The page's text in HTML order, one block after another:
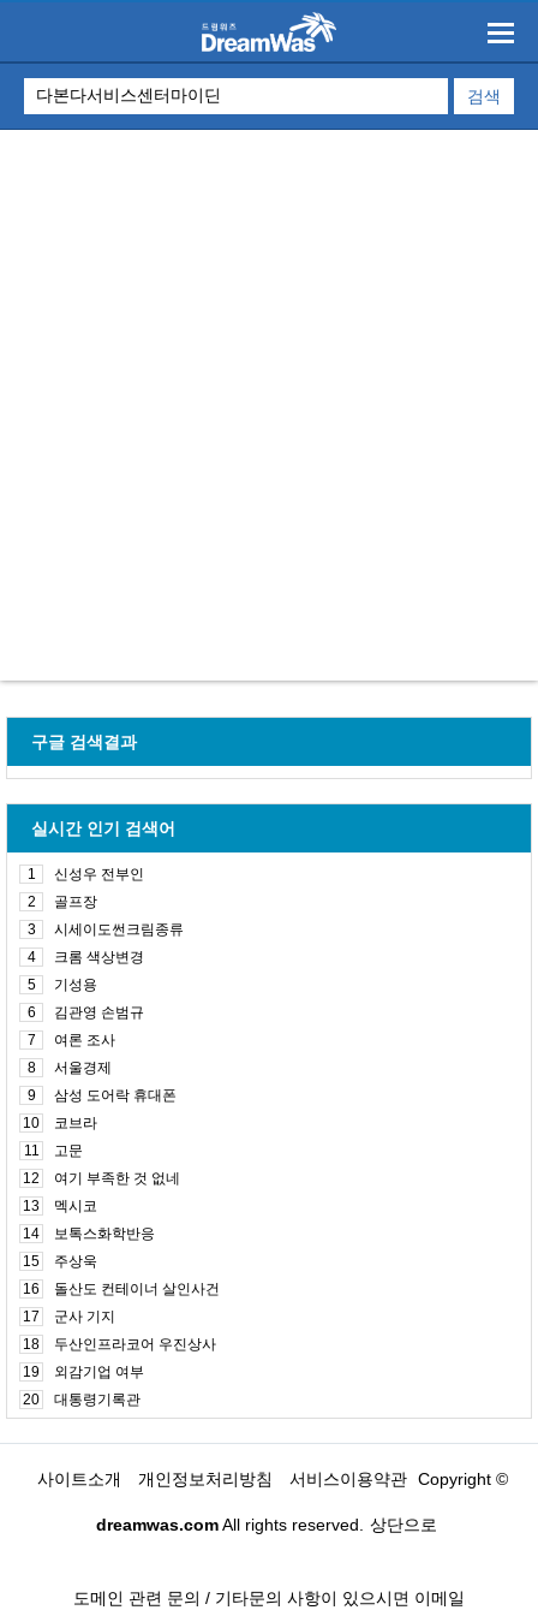
구글 검색결과
실시간 인기 검색어
1
신성우 전부인
2
골프장
3
시세이도썬크림종류
4
크롬 색상변경
5
기성용
6
김관영 손범규
7
여론 조사
8
서울경제
9
삼성 도어락 휴대폰
10
코브라
11
고문
12
여기 부족한 것 없네
13
멕시코
14
보톡스화학반응
15
주상욱
16
돌산도 컨테이너 살인사건
17
군사 기지
18
두산인프라코어 우진상사
19
외감기업 여부
20
대통령기록관
사이트소개 개인정보처리방침 서비스이용약관 Copyright ©
dreamwas.comAll rights reserved. 상단으로
도메인 관련 문의 / 기타문의 사항이 있으시면 이메일